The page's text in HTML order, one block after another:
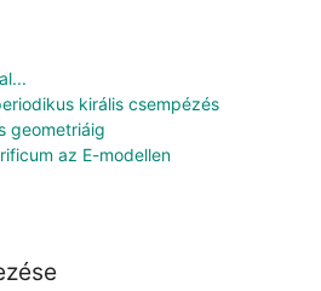
királis csempézés
geometriáig
az E-modellen